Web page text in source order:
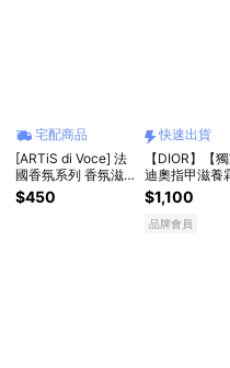
宅配商品
[ARTiS di Voce] 法
國香氛系列 香氛滋
潤指緣油 (10ml)
$450
快速出貨
【DIOR】【
迪奧指甲滋養
紅限量版 [快
$1,100
品牌會員